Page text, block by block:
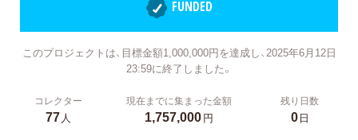
FUNDED
このプロジェクトは、目標金額1,000,000円を達成し、2025年6月12日
23:59に終了しました。
コレクター
77人
現在までに集まった金額
1,757,000円
残り日数
0日